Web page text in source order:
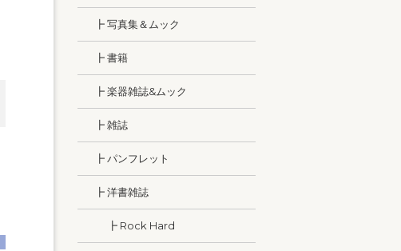
┣ 写真集＆ムック
┣ 書籍
┣ 楽器雑誌&ムック
┣ 雑誌
┣ パンフレット
┣ 洋書雑誌
┣ Rock Hard